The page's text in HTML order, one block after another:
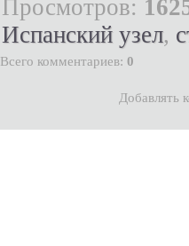
Просмотров:
Испанский узел,
Всего комментариев: 0
Добавлять